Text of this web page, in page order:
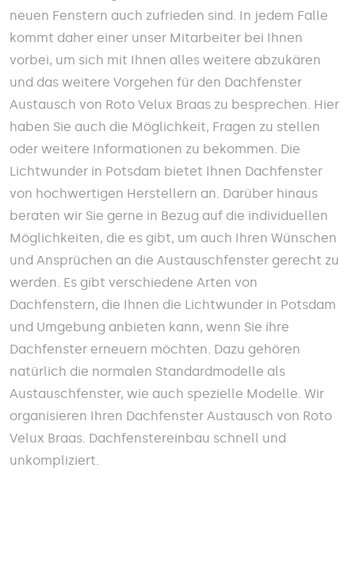
neuen Fenstern auch zufrieden sind. In jedem Falle
kommt daher einer unser Mitarbeiter bei Ihnen
vorbei, um sich mit Ihnen alles weitere abzukären
und das weitere Vorgehen für den Dachfenster
Austausch von Roto Velux Braas zu besprechen. Hier
haben Sie auch die Möglichkeit, Fragen zu stellen
oder weitere Informationen zu bekommen. Die
Lichtwunder in Potsdam bietet Ihnen Dachfenster
von hochwertigen Herstellern an. Darüber hinaus
beraten wir Sie gerne in Bezug auf die individuellen
Möglichkeiten, die es gibt, um auch Ihren Wünschen
und Ansprüchen an die Austauschfenster gerecht zu
werden. Es gibt verschiedene Arten von
Dachfenstern, die Ihnen die Lichtwunder in Potsdam
und Umgebung anbieten kann, wenn Sie ihre
Dachfenster erneuern möchten. Dazu gehören
natürlich die normalen Standardmodelle als
Austauschfenster, wie auch spezielle Modelle. Wir
organisieren Ihren Dachfenster Austausch von Roto
Velux Braas. Dachfenstereinbau schnell und
unkompliziert.